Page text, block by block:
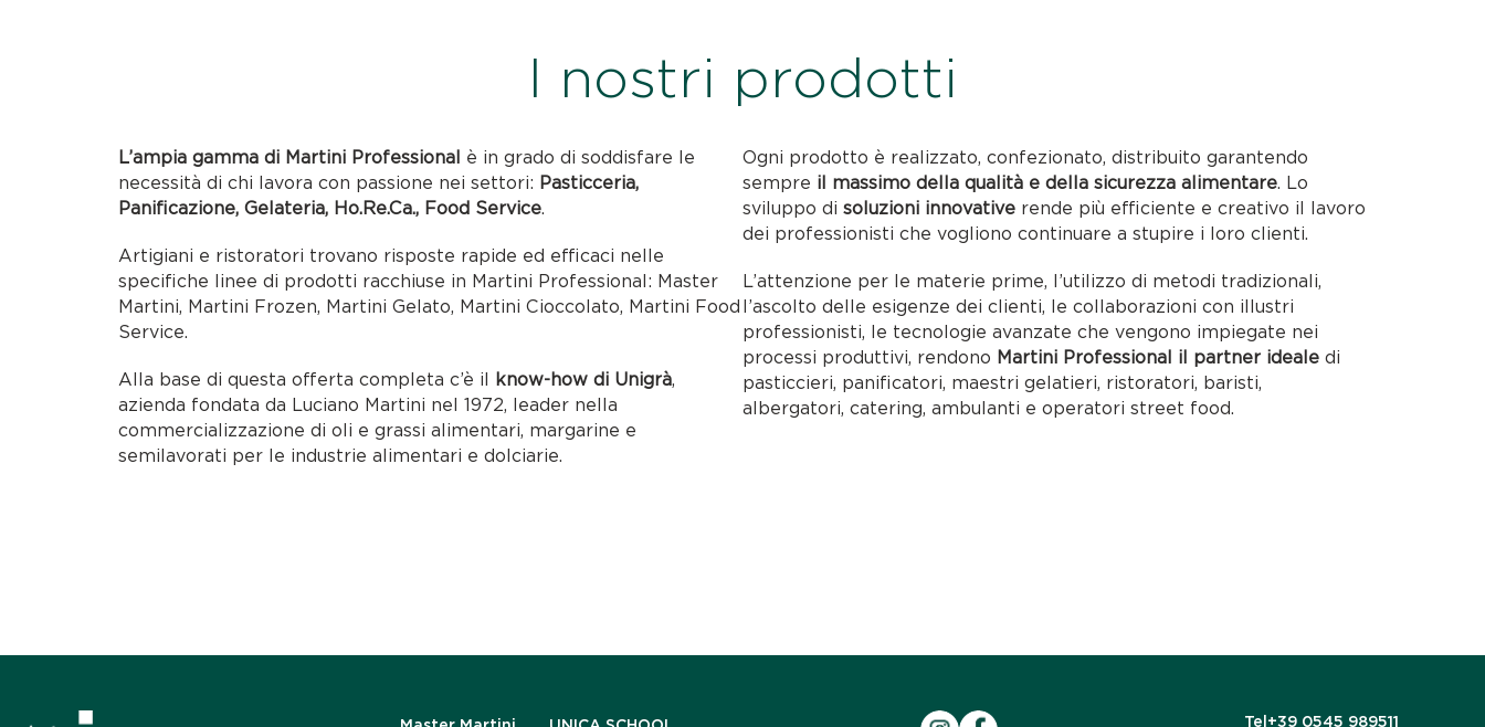
I nostri prodotti
L’ampia gamma di Martini Professional è in grado di soddisfare le
necessità di chi lavora con passione nei settori: Pasticceria,
Panificazione, Gelateria, Ho.Re.Ca., Food Service.
Artigiani e ristoratori trovano risposte rapide ed efficaci nelle
specifiche linee di prodotti racchiuse in Martini Professional: Master
Martini, Martini Frozen, Martini Gelato, Martini Cioccolato, Martini Food
Service.
Alla base di questa offerta completa c’è il know-how di Unigrà,
azienda fondata da Luciano Martini nel 1972, leader nella
commercializzazione di oli e grassi alimentari, margarine e
semilavorati per le industrie alimentari e dolciarie.
Ogni prodotto è realizzato, confezionato, distribuito garantendo
sempre il massimo della qualità e della sicurezza alimentare. Lo
sviluppo di soluzioni innovative rende più efficiente e creativo il lavoro
dei professionisti che vogliono continuare a stupire i loro clienti.
L’attenzione per le materie prime, l’utilizzo di metodi tradizionali,
l’ascolto delle esigenze dei clienti, le collaborazioni con illustri
professionisti, le tecnologie avanzate che vengono impiegate nei
processi produttivi, rendono Martini Professional il partner ideale di
pasticcieri, panificatori, maestri gelatieri, ristoratori, baristi,
albergatori, catering, ambulanti e operatori street food.
Tel +39 0545 989511